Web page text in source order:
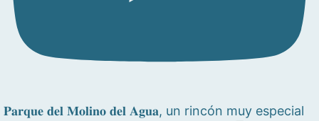
𝐏𝐚𝐫𝐪𝐮𝐞 𝐝𝐞𝐥 𝐌𝐨𝐥𝐢𝐧𝐨 𝐝𝐞𝐥 𝐀𝐠𝐮𝐚, un rincón muy especial